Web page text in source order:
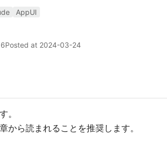
AppUI
Posted at 2024-03-24
。
から読まれることを推奨します。